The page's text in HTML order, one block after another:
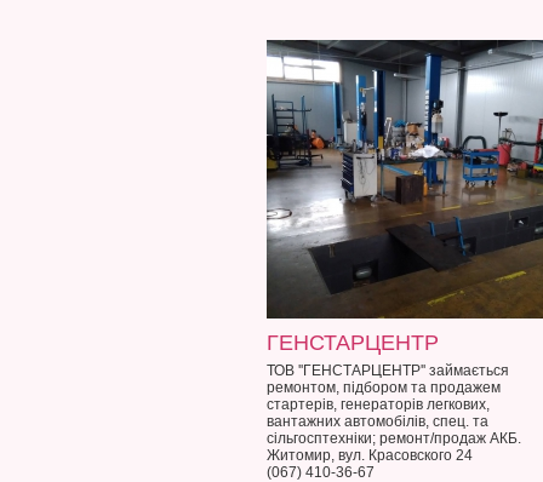
ГЕНСТАРЦЕНТР
ТОВ ''ГЕНСТАРЦЕНТР'' займається
ремонтом, підбором та продажем
стартерів, генераторів легкових,
вантажних автомобілів, спец. та
сільгосптехніки; ремонт/продаж АКБ.
Житомир, вул. Красовского 24
(067) 410-36-67